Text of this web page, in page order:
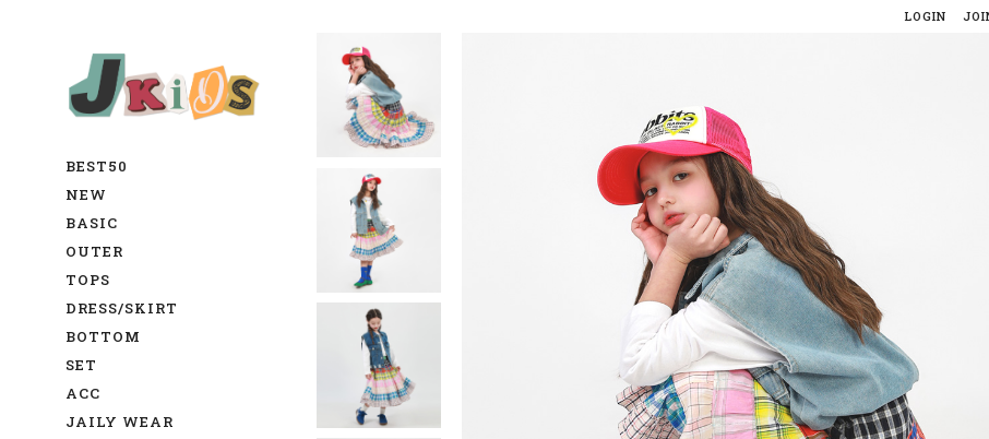
LOGIN
BEST50
NEW
BASIC
OUTER
TOPS
DRESS/SKIRT
BOTTOM
SET
ACC
JAILY WEAR